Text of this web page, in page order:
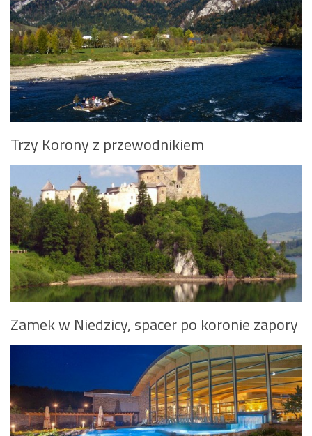
Trzy Korony z przewodnikiem
Zamek w Niedzicy, spacer po koronie zapory